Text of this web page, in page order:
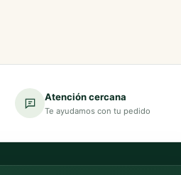
Atención cercana
Te ayudamos con tu pedido